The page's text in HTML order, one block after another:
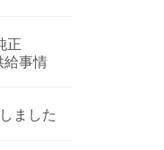
正
給事情
ました